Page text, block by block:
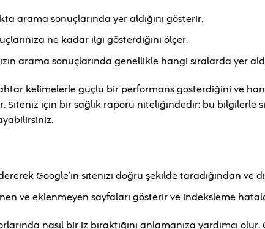
arama sonuçlarında yer aldığını gösterir.
ne kadar ilgi gösterdiğini ölçer.
arama sonuçlarında genellikle hangi sıralarda yer
kelimelerle güçlü bir performans gösterdiğini ve
için bir sağlık raporu niteliğindedir; bu bilgilerle
Google’ın sitenizi doğru şekilde taradığından
ve eklenmeyen sayfaları gösterir ve indeksleme
nasıl bir iz bıraktığını anlamanıza yardımcı